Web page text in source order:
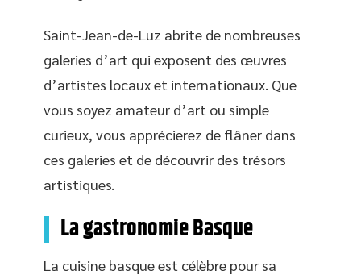
Saint-Jean-de-Luz abrite de nombreuses
galeries d’art qui exposent des œuvres
d’artistes locaux et internationaux. Que
vous soyez amateur d’art ou simple
curieux, vous apprécierez de flâner dans
ces galeries et de découvrir des trésors
artistiques.
La gastronomie Basque
La cuisine basque est célèbre pour sa